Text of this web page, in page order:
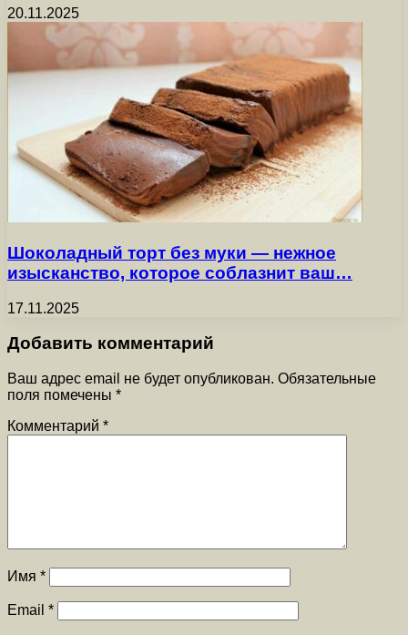
20.11.2025
Шоколадный торт без муки — нежное
изысканство, которое соблазнит ваш…
17.11.2025
Добавить комментарий
Ваш адрес email не будет опубликован. Обязательные
поля помечены *
Комментарий *
Имя *
Email *